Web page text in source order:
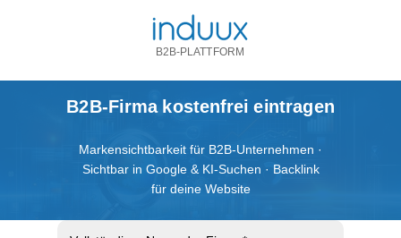
B2B-Firma kostenfrei eintragen
B2B-PLATTFORM
Markensichtbarkeit für B2B-Unternehmen ·
Sichtbar in Google & KI-Suchen · Backlink
für deine Website